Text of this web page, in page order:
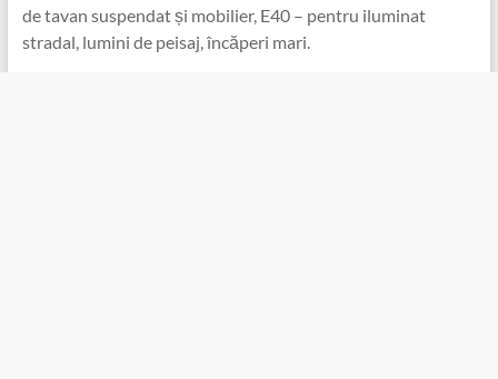
de tavan suspendat și mobilier, E40 – pentru iluminat
stradal, lumini de peisaj, încăperi mari.